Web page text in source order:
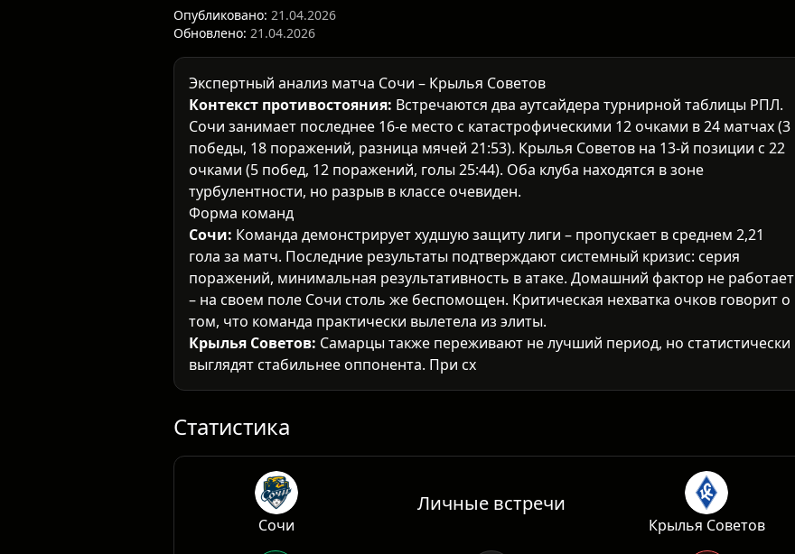
Опубликовано: 21.04.2026
Обновлено: 21.04.2026
Экспертный анализ матча Сочи – Крылья Советов
Контекст противостояния: Встречаются два аутсайдера турнирной таблицы РПЛ.
Сочи занимает последнее 16-е место с катастрофическими 12 очками в 24 матчах (3
победы, 18 поражений, разница мячей 21:53). Крылья Советов на 13-й позиции с 22
очками (5 побед, 12 поражений, голы 25:44). Оба клуба находятся в зоне
турбулентности, но разрыв в классе очевиден.
Форма команд
Сочи: Команда демонстрирует худшую защиту лиги – пропускает в среднем 2,21
гола за матч. Последние результаты подтверждают системный кризис: серия
поражений, минимальная результативность в атаке. Домашний фактор не работает
– на своем поле Сочи столь же беспомощен. Критическая нехватка очков говорит о
том, что команда практически вылетела из элиты.
Крылья Советов: Самарцы также переживают не лучший период, но статистически
выглядят стабильнее оппонента. При схожих проблемах в обороне (44
пропущенных), Крылья показывают большую организованность в отдельных
Очные
Статистика